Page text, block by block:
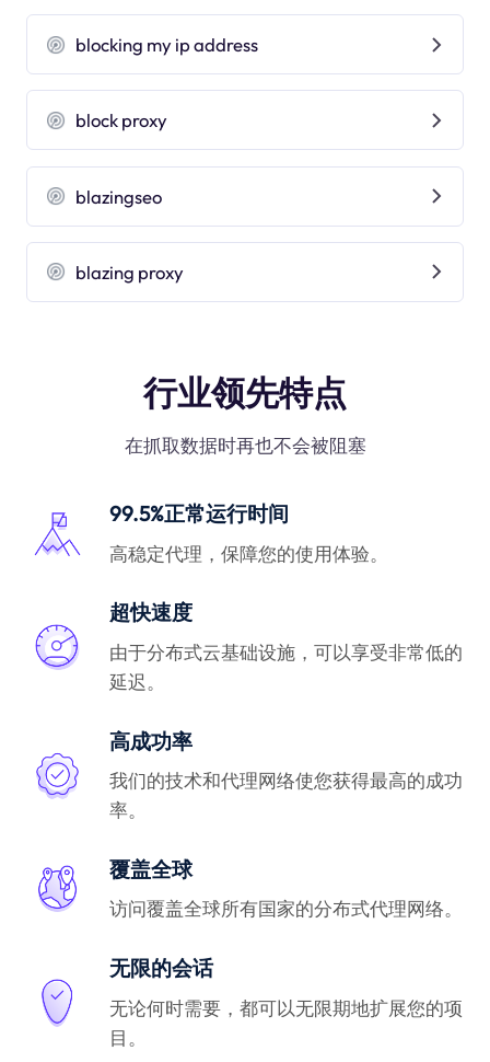
blocking my ip address
block proxy
blazingseo
blazing proxy
行业领先特点
在抓取数据时再也不会被阻塞
99.5%正常运行时间
高稳定代理，保障您的使用体验。
超快速度
由于分布式云基础设施，可以享受非常低的
延迟。
高成功率
我们的技术和代理网络使您获得最高的成功
率。
覆盖全球
访问覆盖全球所有国家的分布式代理网络。
无限的会话
无论何时需要，都可以无限期地扩展您的项
目。